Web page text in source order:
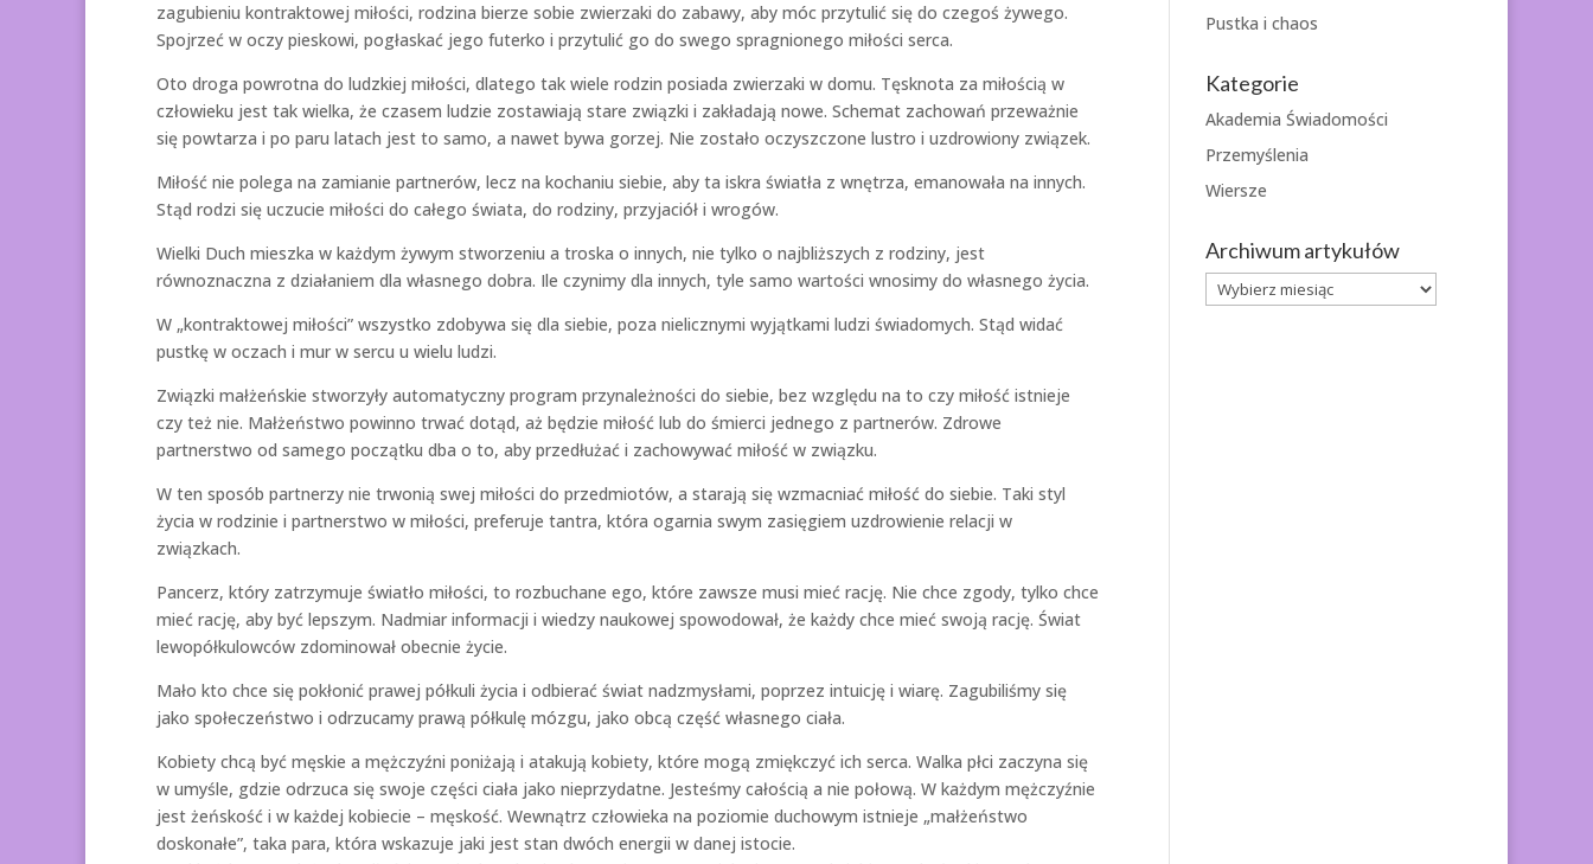
zagubieniu kontraktowej miłości, rodzina bierze sobie zwierzaki do zabawy, aby móc przytulić się do czegoś żywego.
Spojrzeć w oczy pieskowi, pogłaskać jego futerko i przytulić go do swego spragnionego miłości serca.
Oto droga powrotna do ludzkiej miłości, dlatego tak wiele rodzin posiada zwierzaki w domu. Tęsknota za miłością w
człowieku jest tak wielka, że czasem ludzie zostawiają stare związki i zakładają nowe. Schemat zachowań przeważnie
się powtarza i po paru latach jest to samo, a nawet bywa gorzej. Nie zostało oczyszczone lustro i uzdrowiony związek.
Miłość nie polega na zamianie partnerów, lecz na kochaniu siebie, aby ta iskra światła z wnętrza, emanowała na innych.
Stąd rodzi się uczucie miłości do całego świata, do rodziny, przyjaciół i wrogów.
Wielki Duch mieszka w każdym żywym stworzeniu a troska o innych, nie tylko o najbliższych z rodziny, jest
równoznaczna z działaniem dla własnego dobra. Ile czynimy dla innych, tyle samo wartości wnosimy do własnego życia.
W „kontraktowej miłości” wszystko zdobywa się dla siebie, poza nielicznymi wyjątkami ludzi świadomych. Stąd widać
pustkę w oczach i mur w sercu u wielu ludzi.
Związki małżeńskie stworzyły automatyczny program przynależności do siebie, bez względu na to czy miłość istnieje
czy też nie. Małżeństwo powinno trwać dotąd, aż będzie miłość lub do śmierci jednego z partnerów. Zdrowe
partnerstwo od samego początku dba o to, aby przedłużać i zachowywać miłość w związku.
W ten sposób partnerzy nie trwonią swej miłości do przedmiotów, a starają się wzmacniać miłość do siebie. Taki styl
życia w rodzinie i partnerstwo w miłości, preferuje tantra, która ogarnia swym zasięgiem uzdrowienie relacji w
związkach.
Pancerz, który zatrzymuje światło miłości, to rozbuchane ego, które zawsze musi mieć rację. Nie chce zgody, tylko chce
mieć rację, aby być lepszym. Nadmiar informacji i wiedzy naukowej spowodował, że każdy chce mieć swoją rację. Świat
lewopółkulowców zdominował obecnie życie.
Mało kto chce się pokłonić prawej półkuli życia i odbierać świat nadzmysłami, poprzez intuicję i wiarę. Zagubiliśmy się
jako społeczeństwo i odrzucamy prawą półkulę mózgu, jako obcą część własnego ciała.
Kobiety chcą być męskie a mężczyźni poniżają i atakują kobiety, które mogą zmiękczyć ich serca. Walka płci zaczyna się
w umyśle, gdzie odrzuca się swoje części ciała jako nieprzydatne. Jesteśmy całością a nie połową. W każdym mężczyźnie
jest żeńskość i w każdej kobiecie – męskość. Wewnątrz człowieka na poziomie duchowym istnieje „małżeństwo
doskonałe”, taka para, która wskazuje jaki jest stan dwóch energii w danej istocie.
Pustka i chaos
Kategorie
Akademia Świadomości
Przemyślenia
Wiersze
Archiwum artykułów
Archiwum
artykułów